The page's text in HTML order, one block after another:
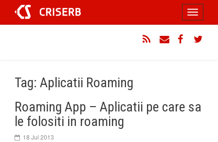
conținut
Toggle
Tag: Aplicatii Roaming
Roaming App – Aplicatii pe care sa
le folositi in roaming
18 Jul 2013